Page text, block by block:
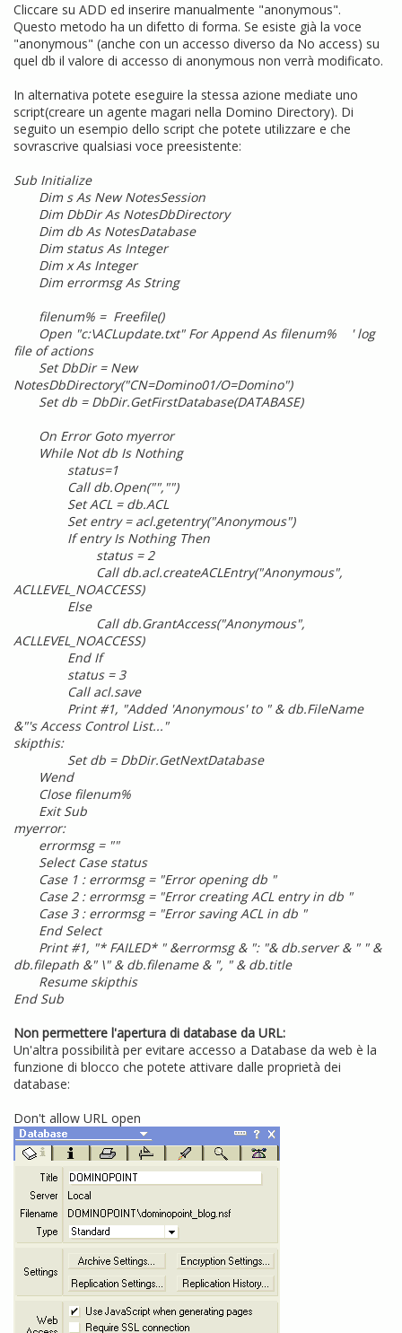
Cliccare su ADD ed inserire manualmente "anonymous".
Questo metodo ha un difetto di forma. Se esiste già la voce
"anonymous" (anche con un accesso diverso da No access) su
quel db il valore di accesso di anonymous non verrà modificato.
In alternativa potete eseguire la stessa azione mediate uno
script(creare un agente magari nella Domino Directory). Di
seguito un esempio dello script che potete utilizzare e che
sovrascrive qualsiasi voce preesistente:
Sub Initialize
Dim s As New NotesSession
Dim DbDir As NotesDbDirectory
Dim db As NotesDatabase
Dim status As Integer
Dim x As Integer
Dim errormsg As String
filenum% = Freefile()
Open "c:\ACLupdate.txt" For Append As filenum% ' log
file of actions
Set DbDir = New
NotesDbDirectory("CN=Domino01/O=Domino")
Set db = DbDir.GetFirstDatabase(DATABASE)
On Error Goto myerror
While Not db Is Nothing
status=1
Call db.Open("","")
Set ACL = db.ACL
Set entry = acl.getentry("Anonymous")
If entry Is Nothing Then
status = 2
Call db.acl.createACLEntry("Anonymous",
ACLLEVEL_NOACCESS)
Else
Call db.GrantAccess("Anonymous",
ACLLEVEL_NOACCESS)
End If
status = 3
Call acl.save
Print #1, "Added 'Anonymous' to " & db.FileName
&"'s Access Control List..."
skipthis:
Set db = DbDir.GetNextDatabase
Wend
Close filenum%
Exit Sub
myerror:
errormsg = ""
Select Case status
Case 1 : errormsg = "Error opening db "
Case 2 : errormsg = "Error creating ACL entry in db "
Case 3 : errormsg = "Error saving ACL in db "
End Select
Print #1, "* FAILED* " &errormsg & ": "& db.server & " " &
db.filepath &" \" & db.filename & ", " & db.title
Resume skipthis
End Sub
Non permettere l'apertura di database da URL:
Un'altra possibilità per evitare accesso a Database da web è la
funzione di blocco che potete attivare dalle proprietà dei
database:
Don't allow URL open